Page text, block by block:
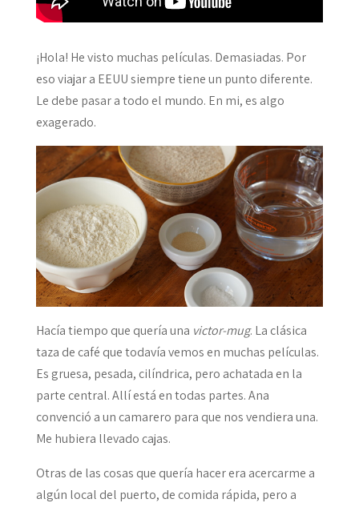
¡Hola! He visto muchas películas. Demasiadas. Por
eso viajar a EEUU siempre tiene un punto diferente.
Le debe pasar a todo el mundo. En mi, es algo
exagerado.
Hacía tiempo que quería una victor-mug. La clásica
taza de café que todavía vemos en muchas películas.
Es gruesa, pesada, cilíndrica, pero achatada en la
parte central. Allí está en todas partes. Ana
convenció a un camarero para que nos vendiera una.
Me hubiera llevado cajas.
Otras de las cosas que quería hacer era acercarme a
algún local del puerto, de comida rápida, pero a